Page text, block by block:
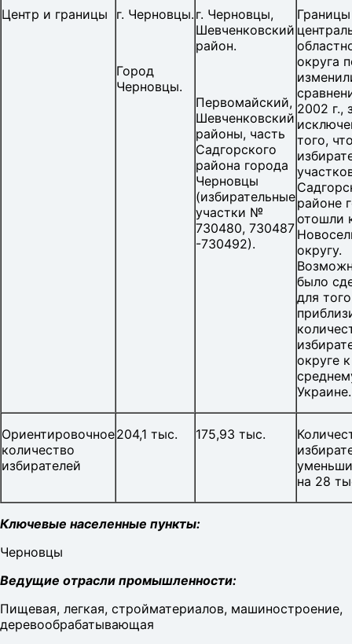
Центр и границы г. Черновцы.
Город
Черновцы.
г. Черновцы,
Шевченковский
район.
Первомайский,
Шевченковский
районы, часть
Садгорского
района города
Черновцы
(избирательные
участки №
730480, 730487
-730492).
Границы
округа
2002 г.,
того,
районе
отошли
округу.
было
для
округе к
Украине.
Ориентировочное
количество
избирателей
204,1 тыс. 175,93 тыс.
на 28
Ключевые населенные пункты:
Черновцы
Ведущие отрасли промышленности:
Пищевая, легкая, стройматериалов, машиностроение,
деревообрабатывающая